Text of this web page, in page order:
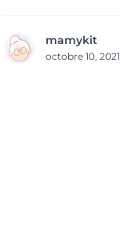
mamykit
octobre 10, 2021